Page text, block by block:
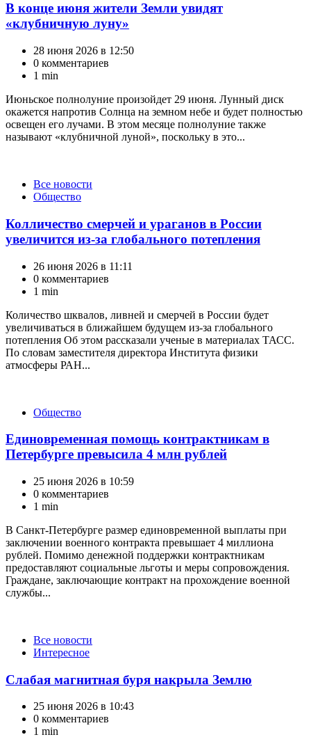
В конце июня жители Земли увидят
«клубничную луну»
28 июня 2026 в 12:50
0 комментариев
1 min
Июньское полнолуние произойдет 29 июня. Лунный диск
окажется напротив Солнца на земном небе и будет полностью
освещен его лучами. В этом месяце полнолуние также
называют «клубничной луной», поскольку в это...
КатегорииВсе новости
Общество
Колличество смерчей и ураганов в России
увеличится из-за глобального потепления
26 июня 2026 в 11:11
0 комментариев
1 min
Количество шквалов, ливней и смерчей в России будет
увеличиваться в ближайшем будущем из-за глобального
потепления Об этом рассказали ученые в материалах ТАСС.
По словам заместителя директора Института физики
атмосферы РАН...
КатегорииОбщество
Единовременная помощь контрактникам в
Петербурге превысила 4 млн рублей
25 июня 2026 в 10:59
0 комментариев
1 min
В Санкт-Петербурге размер единовременной выплаты при
заключении военного контракта превышает 4 миллиона
рублей. Помимо денежной поддержки контрактникам
предоставляют социальные льготы и меры сопровождения.
Граждане, заключающие контракт на прохождение военной
службы...
КатегорииВсе новости
Интересное
Слабая магнитная буря накрыла Землю
25 июня 2026 в 10:43
0 комментариев
1 min